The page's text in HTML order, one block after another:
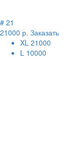
# 21
21000 р. Заказать
XL 21000
L 10000